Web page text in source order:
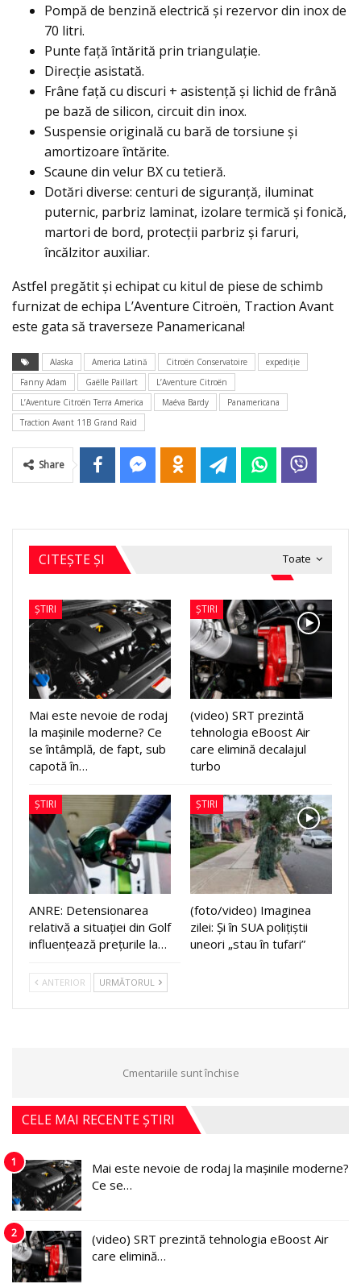
Pompă de benzină electrică și rezervor din inox de
70 litri.
Punte față întărită prin triangulație.
Direcție asistată.
Frâne față cu discuri + asistență și lichid de frână
pe bază de silicon, circuit din inox.
Suspensie originală cu bară de torsiune şi
amortizoare întărite.
Scaune din velur BX cu tetieră.
Dotări diverse: centuri de siguranță, iluminat
puternic, parbriz laminat, izolare termică și fonică,
martori de bord, protecții parbriz și faruri,
încălzitor auxiliar.
Astfel pregătit și echipat cu kitul de piese de schimb
furnizat de echipa L’Aventure Citroën, Traction Avant
este gata să traverseze Panamericana!
Alaska America Latină Citroën Conservatoire
expediţie
Fanny Adam
Gaëlle Paillart
L’Aventure Citroën
L’Aventure Citroën Terra America
Maéva Bardy
Panamericana
Traction Avant 11B Grand Raid
Share
Toate
CITEȘTE ȘI
ȘTIRI
Mai este nevoie de rodaj
la mașinile moderne? Ce
se întâmplă, de fapt, sub
capotă în…
ȘTIRI
(video) SRT prezintă
tehnologia eBoost Air
care elimină decalajul
turbo
ȘTIRI
ANRE: Detensionarea
relativă a situației din Golf
influențează prețurile la…
ȘTIRI
(foto/video) Imaginea
zilei: Și în SUA polițiștii
uneori „stau în tufari”
ANTERIOR URMĂTORUL
Cmentariile sunt închise
CELE MAI RECENTE ȘTIRI
1
Mai este nevoie de rodaj la mașinile moderne?
Ce se…
2
(video) SRT prezintă tehnologia eBoost Air
care elimină…